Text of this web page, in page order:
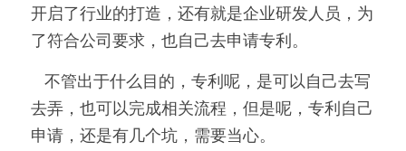
开启了行业的打造，还有就是企业研发人员，为
了符合公司要求，也自己去申请专利。
去弄，也可以完成相关流程，但是呢，专利自己
申请，还是有几个坑，需要当心。